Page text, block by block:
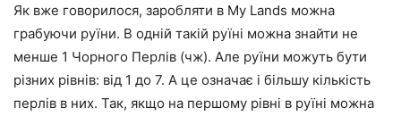
Як вже говорилося, заробляти в My Lands можна
грабуючи руїни. В одній такій руїні можна знайти не
менше 1 Чорного Перлів (чж). Але руїни можуть бути
різних рівнів: від 1 до 7. А це означає і більшу кількість
перлів в них. Так, якщо на першому рівні в руїні можна